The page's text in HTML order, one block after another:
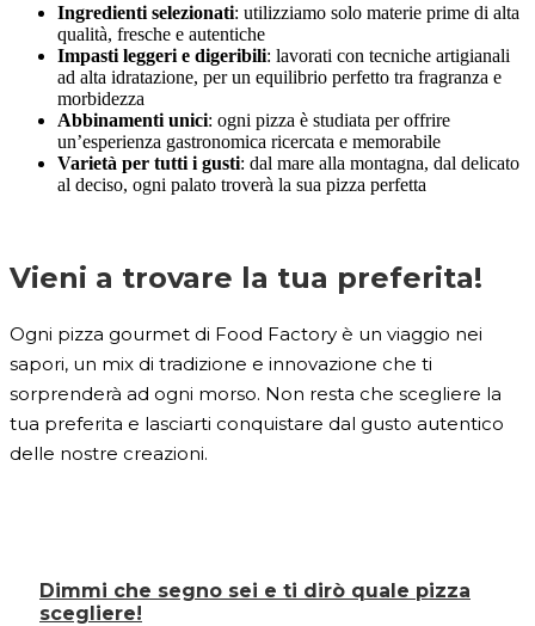
Ingredienti selezionati: utilizziamo solo materie prime di alta
qualità, fresche e autentiche
Impasti leggeri e digeribili: lavorati con tecniche artigianali
ad alta idratazione, per un equilibrio perfetto tra fragranza e
morbidezza
Abbinamenti unici: ogni pizza è studiata per offrire
un’esperienza gastronomica ricercata e memorabile
Varietà per tutti i gusti: dal mare alla montagna, dal delicato
al deciso, ogni palato troverà la sua pizza perfetta
Vieni a trovare la tua preferita!
Ogni pizza gourmet di Food Factory è un viaggio nei
sapori, un mix di tradizione e innovazione che ti
sorprenderà ad ogni morso. Non resta che scegliere la
tua preferita e lasciarti conquistare dal gusto autentico
delle nostre creazioni.
Dimmi che segno sei e ti dirò quale pizza
scegliere!